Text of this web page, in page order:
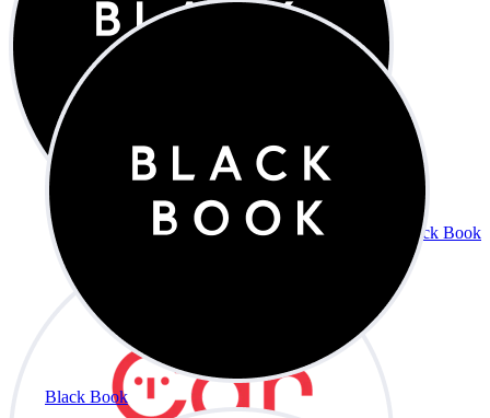
Black Book
Black Book